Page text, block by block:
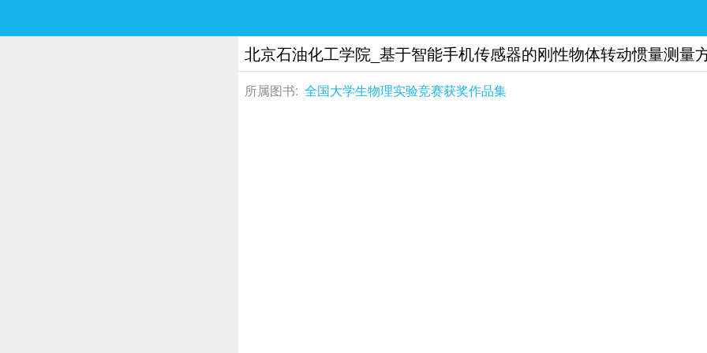
北京石油化工学院_基于智能手机传感器的刚性物体转动惯量测量
所属图书: 全国大学生物理实验竞赛获奖作品集